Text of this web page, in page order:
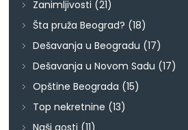
Zanimljivosti (21)
Šta pruža Beograd? (18)
Dešavanja u Beogradu (17)
Dešavanja u Novom Sadu (17)
Opštine Beograda (15)
Top nekretnine (13)
Naši gosti (11)